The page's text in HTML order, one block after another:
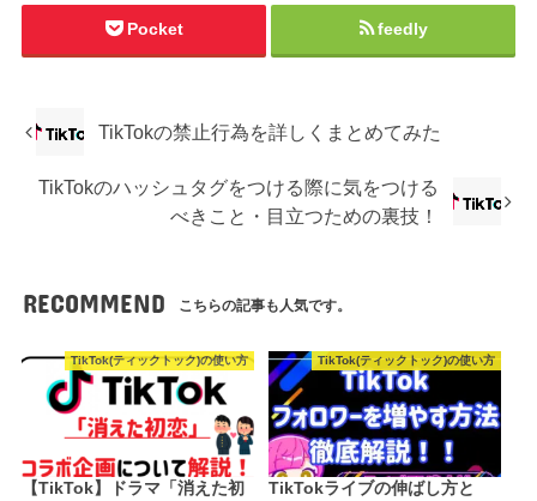
Pocket feedly
TikTokの禁止行為を詳しくまとめてみた
TikTokのハッシュタグをつける際に気をつける
べきこと・目立つための裏技！
RECOMMEND こちらの記事も人気です。
TikTok(ティックトック)の使い方
【TikTok】ドラマ「消えた初
TikTok(ティックトック)の使い方
TikTokライブの伸ばし方と